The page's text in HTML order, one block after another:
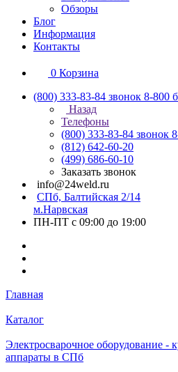
Обзоры
Блог
Информация
Контакты
0 Корзина
(800) 333-83-84 звонок 8-800
Назад
Телефоны
(800) 333-83-84 звонок
(812) 642-60-20
(499) 686-60-10
Заказать звонок
info@24weld.ru
СПб, Балтийская 2/14
м.Нарвская
ПН-ПТ с 09:00 до 19:00
Главная
Каталог
Электросварочное оборудование -
аппараты в СПб